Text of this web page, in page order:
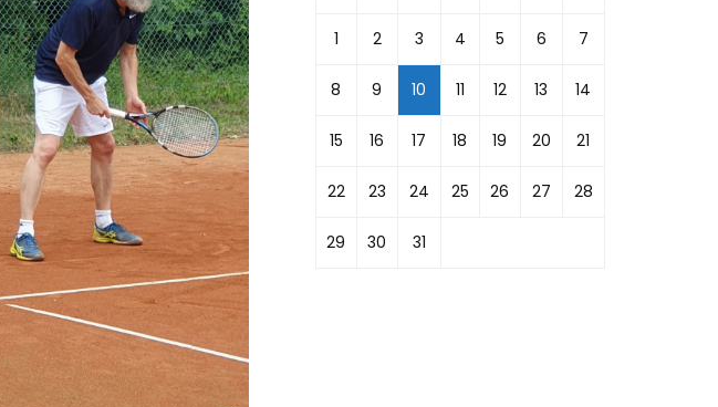
1 2 3 4 5 6 7
8 9 10 11 12 13 14
15 16 17 18 19 20 21
22 23 24 25 26 27 28
29 30 31